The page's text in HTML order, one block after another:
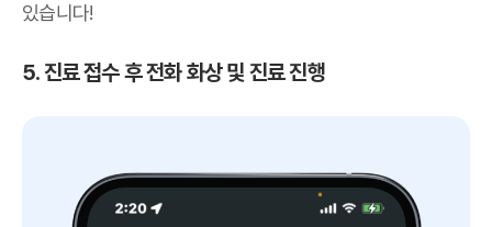
있습니다!
5. 진료 접수 후 전화 화상 및 진료 진행